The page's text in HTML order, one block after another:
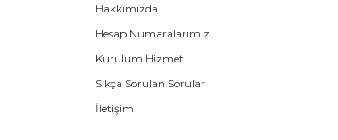
Hakkımızda
Hesap Numaralarımız
Kurulum Hizmeti
Sıkça Sorulan Sorular
İletişim